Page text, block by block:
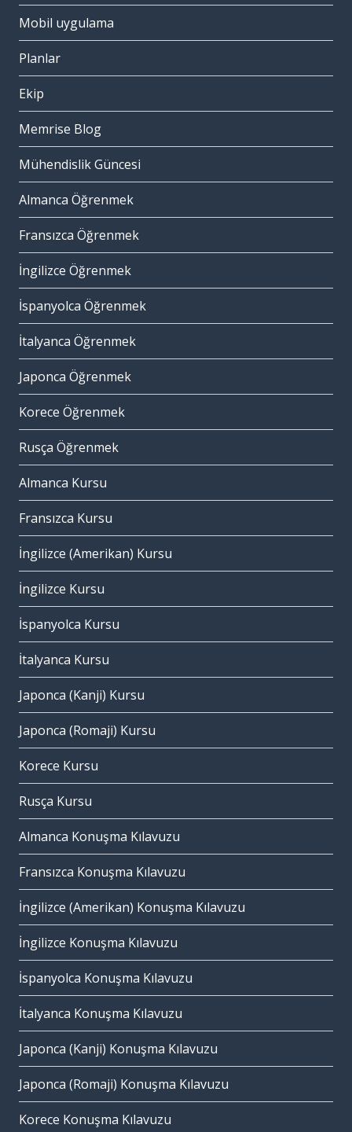
Mobil uygulama
Planlar
Ekip
Memrise Blog
Mühendislik Güncesi
Almanca Öğrenmek
Fransızca Öğrenmek
İngilizce Öğrenmek
İspanyolca Öğrenmek
İtalyanca Öğrenmek
Japonca Öğrenmek
Korece Öğrenmek
Rusça Öğrenmek
Almanca Kursu
Fransızca Kursu
İngilizce (Amerikan) Kursu
İngilizce Kursu
İspanyolca Kursu
İtalyanca Kursu
Japonca (Kanji) Kursu
Japonca (Romaji) Kursu
Korece Kursu
Rusça Kursu
Almanca Konuşma Kılavuzu
Fransızca Konuşma Kılavuzu
İngilizce (Amerikan) Konuşma Kılavuzu
İngilizce Konuşma Kılavuzu
İspanyolca Konuşma Kılavuzu
İtalyanca Konuşma Kılavuzu
Japonca (Kanji) Konuşma Kılavuzu
Japonca (Romaji) Konuşma Kılavuzu
Korece Konuşma Kılavuzu